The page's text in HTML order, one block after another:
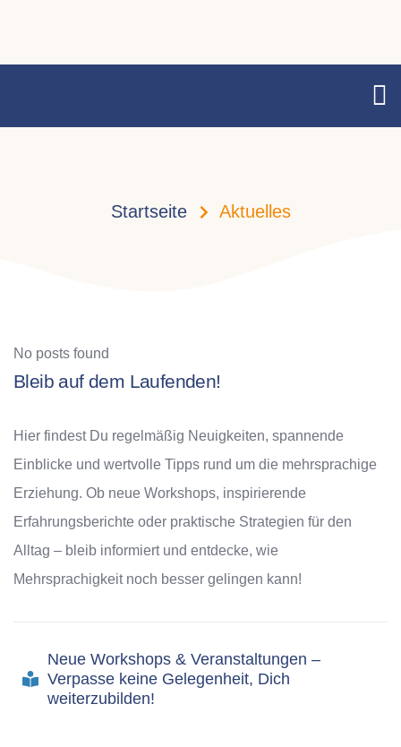
Startseite Aktuelles
No posts found
Bleib auf dem Laufenden!
Hier findest Du regelmäßig Neuigkeiten, spannende
Einblicke und wertvolle Tipps rund um die mehrsprachige
Erziehung. Ob neue Workshops, inspirierende
Erfahrungsberichte oder praktische Strategien für den
Alltag – bleib informiert und entdecke, wie
Mehrsprachigkeit noch besser gelingen kann!
Neue Workshops & Veranstaltungen –
Verpasse keine Gelegenheit, Dich
weiterzubilden!